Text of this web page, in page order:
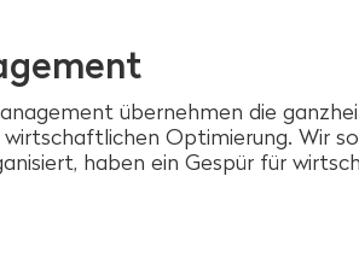
übernehmen die
Optimierung. Wir
haben ein Gespür für